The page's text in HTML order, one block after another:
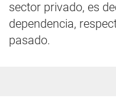
sector privado, es
dependencia,
pasado.